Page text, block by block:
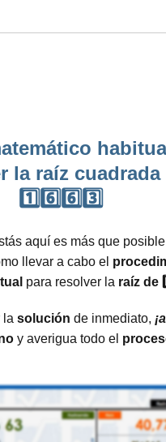
la raíz cuadrada
1️⃣6️⃣6️⃣3️⃣
aquí es más que
llevar a cabo el
para resolver la raíz de
la solución de inmediato,
y averigua todo el